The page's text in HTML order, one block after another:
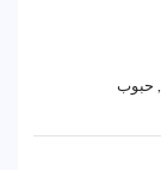
, حبوب